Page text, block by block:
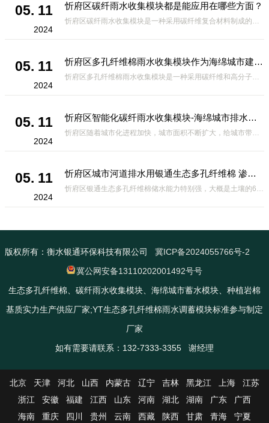
05. 11
2024
忻府区碳纤雨水收集模块都是能应用在哪些方面？
忻府区碳纤雨水收集模块是一种采用碳纤维复合材料制成的雨水收集装置，具有*、环保、可持续等诸多优点。这种模块的设计独特，结构轻巧且强度高，耐腐蚀，能够在各种环境条件下稳定运行。其广泛的应用领域不仅体现在城市规
05. 11
2024
忻府区多孔纤维棉雨水收集模块作为海绵城市建设中的一种创新材料
忻府区多孔纤维棉雨水收集模块是一种采用碳纤维和高分子材料复合而成的新型材料。它拥有高度多孔的结构，能够有效吸收和储存雨水，同时利用其独特的导流设计，将雨水迅速排出，有效防止城市内涝的发生。此外，该材料还具有
05. 11
2024
忻府区智能化碳纤雨水收集模块-海绵城市排水蓄水系统的优选项
忻府区随着城市化进程加快，城市面积不断扩大，给城市带来的问题也随之增加。其中之一就是水资源的短缺。雨水收集是一种解决城市水资源短缺的有效途径。在雨水收集技术中，智能化碳纤雨水收集模块的出现，为解决城市水资源
05. 11
2024
忻府区城市河道排水用银通生态多孔纤维棉 渗透性好重量轻
忻府区银通生态多孔纤维棉储水能力特别强，大概是土壤的6倍，所以在下暴雨或者是严重的雨雪天气时，能将降水量很好的吸收掉，到了天气晴朗之后又会将这些水分蒸发到空气中。这种材料在绿化环保上能起到很大的作用，能够大
版权所有：衡水银通环保科技有限公司
冀ICP备2024055766号-2
冀公网安备13110202001492号号
生态多孔纤维棉、碳纤雨水收集模块、海绵城市蓄水模块、种植岩棉
基质实力生产供应厂家;YT生态多孔纤维棉雨水调蓄模块标准参与制定
厂家
如有需要请联系：132-7333-3355 谢经理
北京 天津 河北 山西 内蒙古 辽宁 吉林 黑龙江 上海
江苏
浙江
安徽 福建 江西 山东 河南 湖北 湖南 广东
广西
海南
重庆 四川 贵州 云南 西藏 陕西 甘肃 青海 宁夏